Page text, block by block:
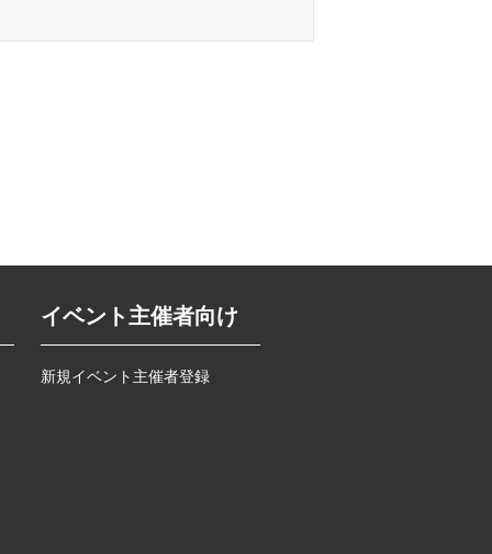
イベント主催者向け
新規イベント主催者登録